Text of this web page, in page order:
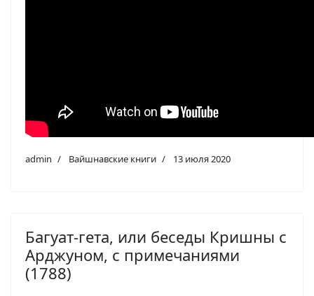
admin Вайшнавские книги 13 июля 2020
Багуат-гета, или беседы Кришны с
Арджуном, с примечаниями
(1788)